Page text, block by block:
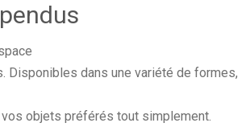
Disponibles dans une variété de formes,
objets préférés tout simplement.